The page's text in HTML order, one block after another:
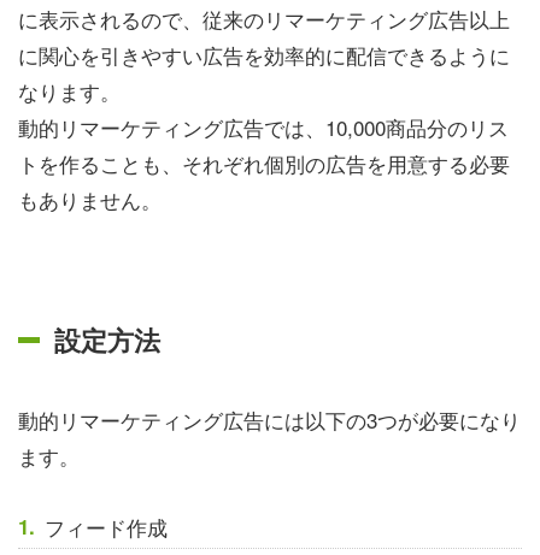
に表示されるので、従来のリマーケティング広告以上
に関心を引きやすい広告を効率的に配信できるように
なります。
動的リマーケティング広告では、10,000商品分のリス
トを作ることも、それぞれ個別の広告を用意する必要
もありません。
設定方法
動的リマーケティング広告には以下の3つが必要になり
ます。
フィード作成